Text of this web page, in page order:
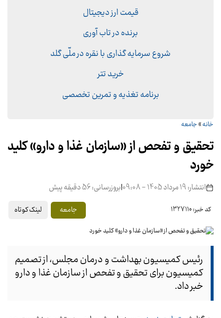
قیمت ارز دیجیتال
برنده در تاب آوری
شروع سرمایه گذاری با نقره در ملّی گلد
خرید تتر
برنامه تغذیه و تمرین تخصصی